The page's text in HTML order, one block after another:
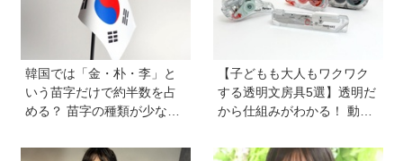
い出のストーリー
韓国では「金・朴・李」と
いう苗字だけで約半数を占
める？ 苗字の種類が少ない
際問題】
【子どもも大人もワクワク
する透明文房具5選】透明だ
から仕組みがわかる！ 動か
り